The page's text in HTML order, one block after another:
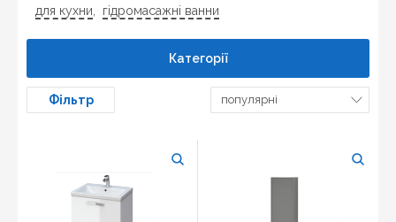
для кухни
гідромасажні ванни
Фільтр
Категорії
популярні